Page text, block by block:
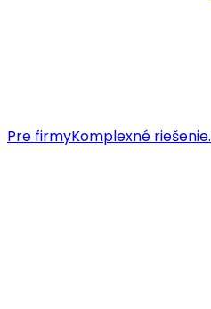
Pre firmyKomplexné riešenie.